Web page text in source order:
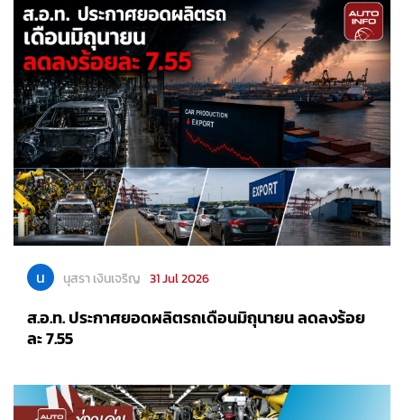
น นุสรา เงินเจริญ 31 Jul 2026
ส.อ.ท. ประกาศยอดผลิตรถเดือนมิถุนายน ลดลงร้อย
ละ 7.55